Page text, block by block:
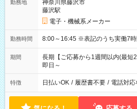
勤務地
神奈川県藤沢市
藤沢駅
電子・機械系メーカー
勤務時間 8:00～16:45 ※表記のうち実
期間
長期【ご応募から1週間以内(最短
即日～
特徴 日払いOK / 履歴書不要 / 電話対応